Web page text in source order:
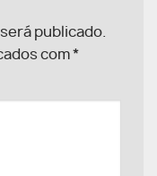
publicado.
com*